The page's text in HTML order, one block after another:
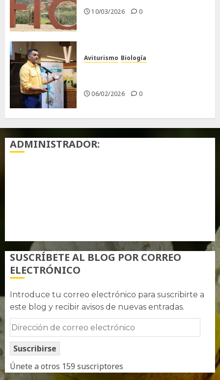
10/03/2026 0
Aviturismo Biología
06/02/2026 0
ADMINISTRADOR:
SUSCRÍBETE AL BLOG POR CORREO
ELECTRÓNICO
Introduce tu correo electrónico para suscribirte a
este blog y recibir avisos de nuevas entradas.
Dirección
de
correo
electrónico
Suscribirse
Únete a otros 159 suscriptores